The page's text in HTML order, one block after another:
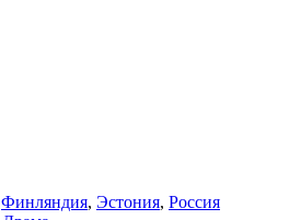
Финляндия, Эстония, Россия